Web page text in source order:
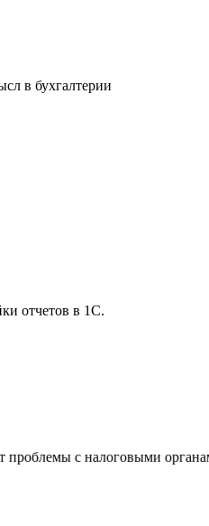
в бухгалтерии
отчетов в 1С.
с налоговыми органами